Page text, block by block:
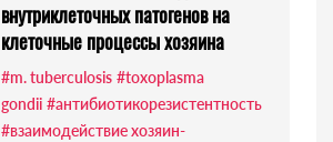
внутриклеточных патогенов на
клеточные процессы хозяина
#m. tuberculosis #toxoplasma
gondii #антибиотикорезистентность
#взаимодействие хозяин-